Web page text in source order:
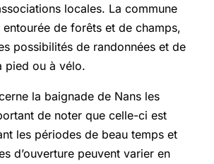
locales. La commune
entourée de forêts et de champs,
possibilités de randonnées et de
pied ou à vélo.
la baignade de Nans les
de noter que celle-ci est
les périodes de beau temps et
d’ouverture peuvent varier en